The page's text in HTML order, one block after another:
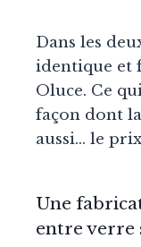
Dans les
identique et
Oluce. Ce
façon dont
aussi… le
Une
entre verre